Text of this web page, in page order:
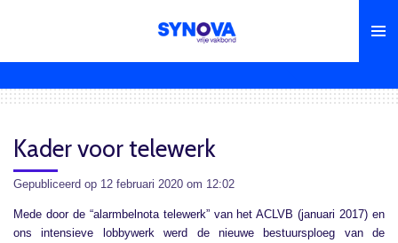
hoofdinhoud
Kader voor telewerk
Gepubliceerd op 12 februari 2020 om 12:02
Mede door de “alarmbelnota telewerk” van het ACLVB (januari 2017) en
ons intensieve lobbywerk werd de nieuwe bestuursploeg van de